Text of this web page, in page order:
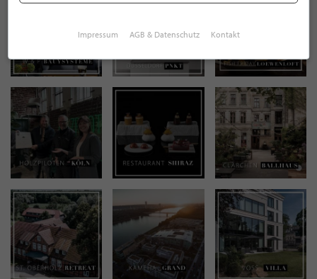
Impressum AGB & Datenschutz Kontakt